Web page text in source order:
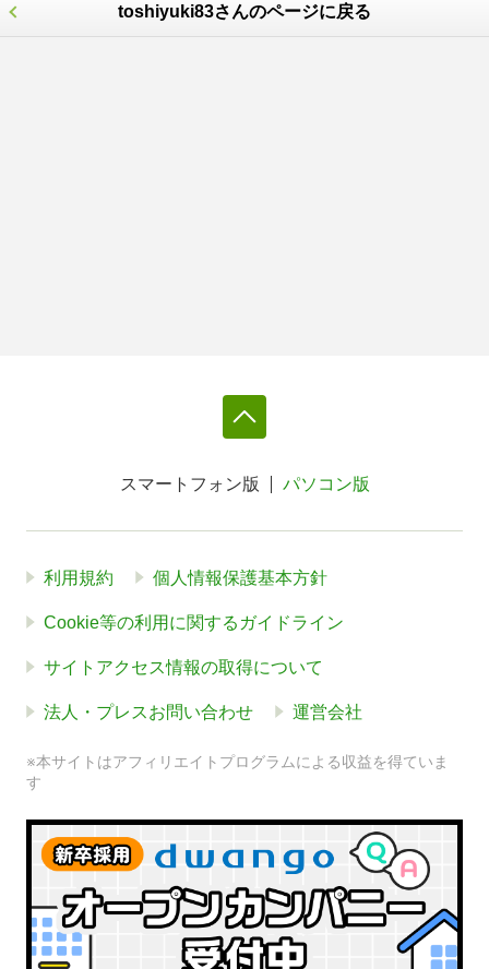
toshiyuki83さんのページに戻る
スマートフォン版 パソコン版
利用規約 個人情報保護基本方針
Cookie等の利用に関するガイドライン
サイトアクセス情報の取得について
法人・プレスお問い合わせ 運営会社
※本サイトはアフィリエイトプログラムによる収益を得ていま
す